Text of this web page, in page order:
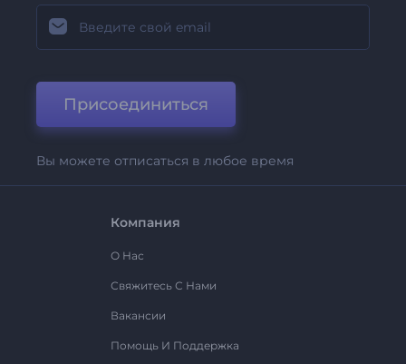
Присоединиться
Вы можете отписаться в любое время
Компания
О Нас
Свяжитесь С Нами
Вакансии
Помощь И Поддержка